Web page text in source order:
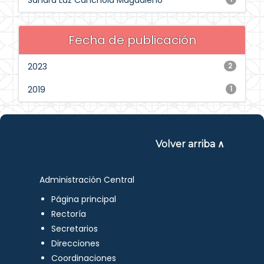
Fecha de publicación
2
2023
1
2019
Volver arriba ∧
Administración Central
Página principal
Rectoría
Secretarios
Direcciones
Coordinaciones